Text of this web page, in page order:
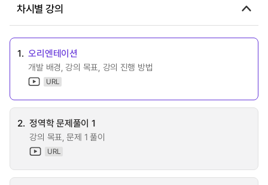
차시별 강의
1. 오리엔테이션
개발 배경, 강의 목표, 강의 진행 방법
URL
2. 정역학 문제풀이 1
강의 목표, 문제 1 풀이
URL